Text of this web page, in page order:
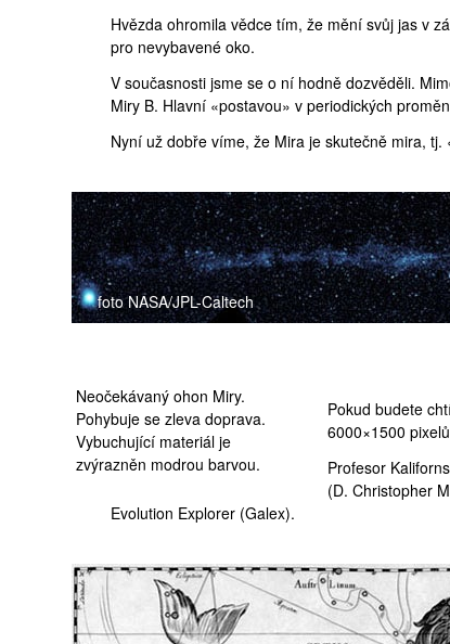
Hvězda ohromila vědce tím, že mění svůj jas v
pro nevybavené oko.
V současnosti jsme se o ní hodně dozvěděli.
Miry B. Hlavní «postavou» v periodických
Nyní už dobře víme, že Mira je skutečně mira,
foto NASA/JPL-Caltech
Neočekávaný ohon Miry.
Pohybuje se zleva doprava.
Vybuchující materiál je
zvýrazněn modrou barvou.
Pokud budete
6000×1500
Profesor
(D. Christopher
Evolution Explorer (Galex).